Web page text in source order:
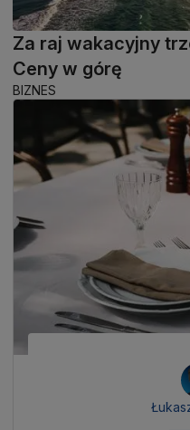
Za raj wakacyjny
Ceny w górę
BIZNES